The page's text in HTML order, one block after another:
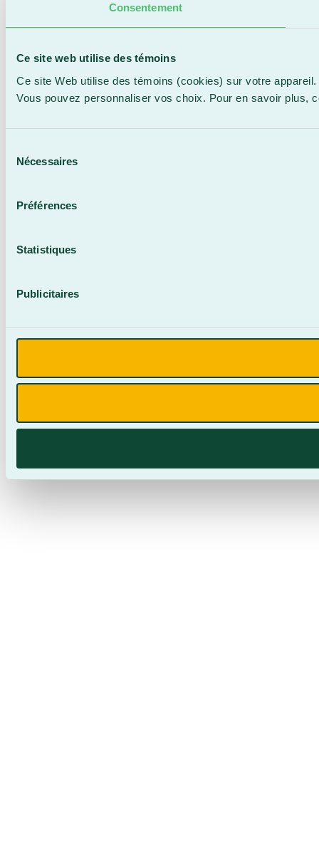
Consentement
Ce site web utilise des témoins
Ce site Web utilise des témoins (cookies) sur votre
Vous pouvez personnaliser vos choix. Pour en savoir plus,
Nécessaires
Préférences
Statistiques
Publicitaires